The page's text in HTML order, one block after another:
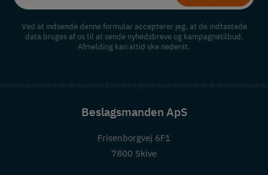
Ved at indsende denne formular accepterer jeg, at de indtastede
data bruges af os til at sende nyhedsbreve og kampagnetilbud.
Afmelding kan altid ske nederst.
Beslagsmanden ApS
Frisenborgvej 6F1
7800 Skive